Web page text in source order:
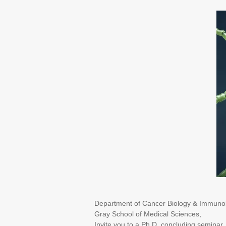
Department of Cancer Biology &
Gray School of Medical Sciences,